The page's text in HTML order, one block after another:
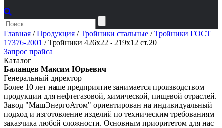
Главная /Продукция /Тройники стальные /Тройники ГОСТ
17376-2001 /Тройники 426х22 - 219х12 ст.20
Запрос прайса
Каталог
Баланцев Максим Юрьевич
Генеральный директор
Более 10 лет наше предприятие занимается производством
продукции для нефтегазовой, химической, пищевой отраслей.
Завод "МашЭнергоАтом" ориентирован на индивидуальный
подход и изготовление изделий по техническим требованиям
заказчика любой сложности. Основным приоритетом для нас